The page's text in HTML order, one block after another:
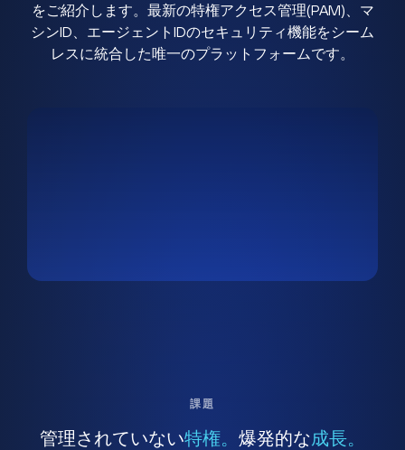
をご紹介します。最新の特権アクセス管理(PAM)、マ
シンID、エージェントIDのセキュリティ機能をシーム
レスに統合した唯一のプラットフォームです。
課題
管理されていない特権。 爆発的な成長。